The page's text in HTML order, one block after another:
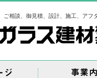
ご相談、御見積、設計、施工、アフ